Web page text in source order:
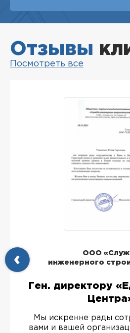
Отзывы
Посмотреть все
ООО
инженерного
Ген. директору
Мы искренне рады
вами и вашей